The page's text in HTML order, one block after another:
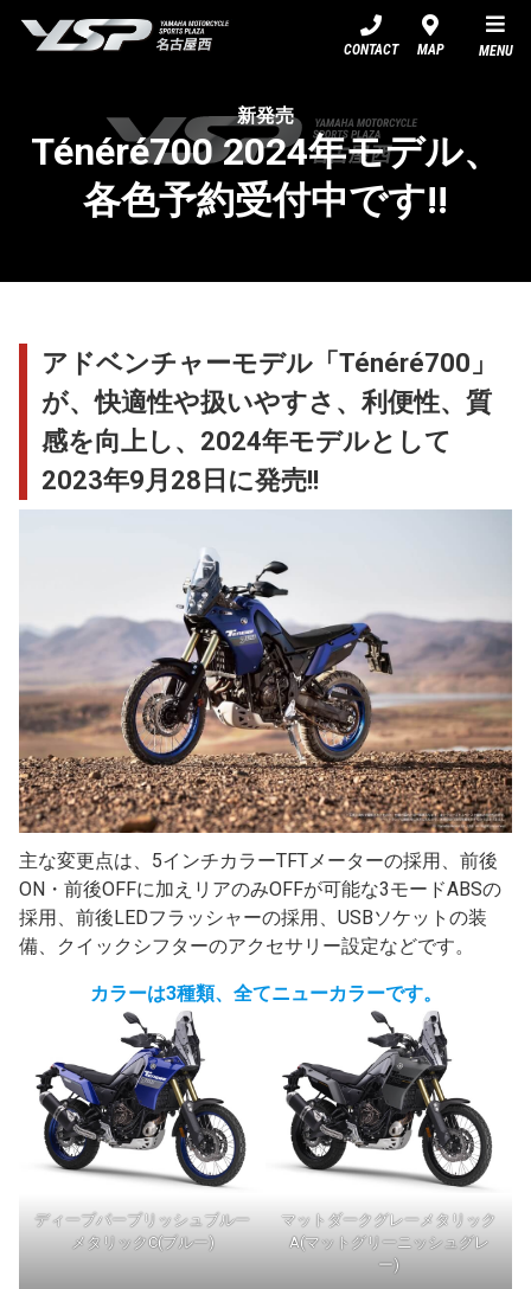
CONTACT MAP MENU
新発売
Ténéré700 2024年モデル、
各色予約受付中です!!
アドベンチャーモデル「Ténéré700」
が、快適性や扱いやすさ、利便性、質
感を向上し、2024年モデルとして
2023年9月28日に発売!!
主な変更点は、5インチカラーTFTメーターの採用、前後
ON・前後OFFに加えリアのみOFFが可能な3モードABSの
採用、前後LEDフラッシャーの採用、USBソケットの装
備、クイックシフターのアクセサリー設定などです。
カラーは3種類、全てニューカラーです。
ディープパープリッシュブルー
メタリックC(ブルー)
マットダークグレーメタリック
A(マットグリーニッシュグレ
ー)